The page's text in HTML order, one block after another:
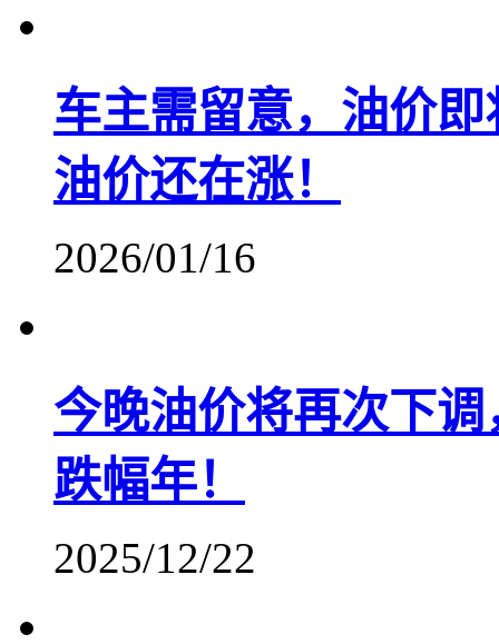
车主需留意，油价
油价还在涨！
2026/01/16
今晚油价将再次下
跌幅年！
2025/12/22